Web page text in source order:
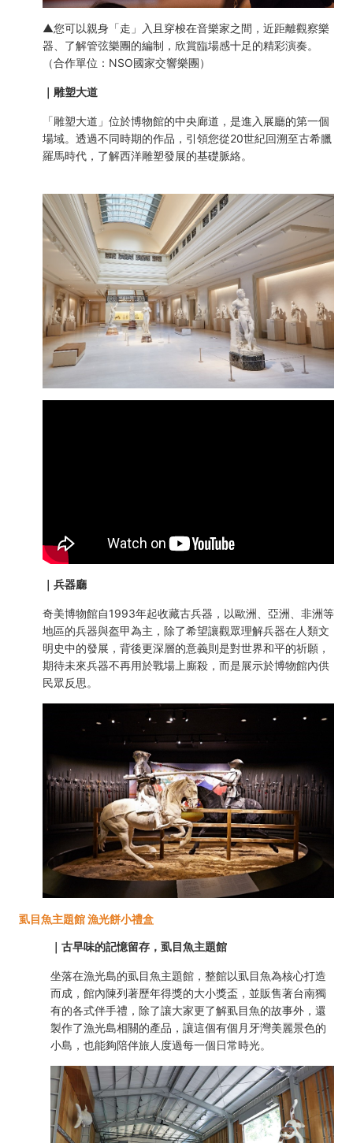
▲您可以親身「走」入且穿梭在音樂家之間，近距離觀察樂
器、了解管弦樂團的編制，欣賞臨場感十足的精彩演奏。
（合作單位：NSO國家交響樂團）
｜雕塑大道
「雕塑大道」位於博物館的中央廊道，是進入展廳的第一個
場域。透過不同時期的作品，引領您從20世紀回溯至古希臘
羅馬時代，了解西洋雕塑發展的基礎脈絡。
｜兵器廳
奇美博物館自1993年起收藏古兵器，以歐洲、亞洲、非洲等
地區的兵器與盔甲為主，除了希望讓觀眾理解兵器在人類文
明史中的發展，背後更深層的意義則是對世界和平的祈願，
期待未來兵器不再用於戰場上廝殺，而是展示於博物館內供
民眾反思。
虱目魚主題館 漁光餅小禮盒
｜古早味的記憶留存，虱目魚主題館
坐落在漁光島的虱目魚主題館，整館以虱目魚為核心打造
而成，館內陳列著歷年得獎的大小獎盃，並販售著台南獨
有的各式伴手禮，除了讓大家更了解虱目魚的故事外，還
製作了漁光島相關的產品，讓這個有個月牙灣美麗景色的
小島，也能夠陪伴旅人度過每一個日常時光。